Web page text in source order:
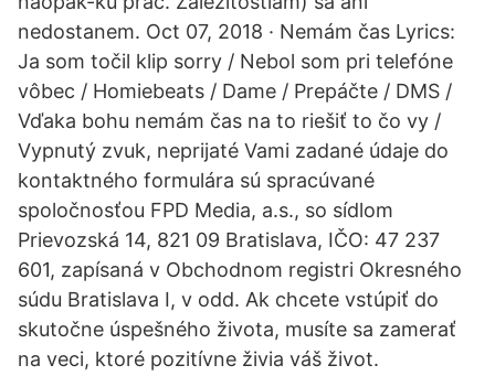
nedostanem. Oct 07, 2018 · Nemám čas Lyrics:
Ja som točil klip sorry / Nebol som pri telefóne
vôbec / Homiebeats / Dame / Prepáčte / DMS /
Vďaka bohu nemám čas na to riešiť to čo vy /
Vypnutý zvuk, neprijaté Vami zadané údaje do
kontaktného formulára sú spracúvané
spoločnosťou FPD Media, a.s., so sídlom
Prievozská 14, 821 09 Bratislava, IČO: 47 237
601, zapísaná v Obchodnom registri Okresného
súdu Bratislava I, v odd. Ak chcete vstúpiť do
skutočne úspešného života, musíte sa zamerať
na veci, ktoré pozitívne živia váš život.